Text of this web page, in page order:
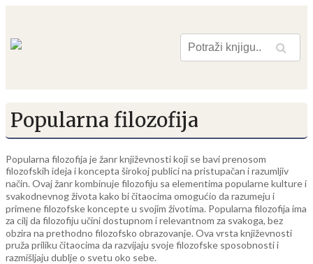
Pretraga
Popularna filozofija
Popularna filozofija je žanr književnosti koji se bavi prenosom
filozofskih ideja i koncepta širokoj publici na pristupačan i razumljiv
način. Ovaj žanr kombinuje filozofiju sa elementima popularne kulture i
svakodnevnog života kako bi čitaocima omogućio da razumeju i
primene filozofske koncepte u svojim životima. Popularna filozofija ima
za cilj da filozofiju učini dostupnom i relevantnom za svakoga, bez
obzira na prethodno filozofsko obrazovanje. Ova vrsta književnosti
pruža priliku čitaocima da razvijaju svoje filozofske sposobnosti i
razmišljaju dublje o svetu oko sebe.